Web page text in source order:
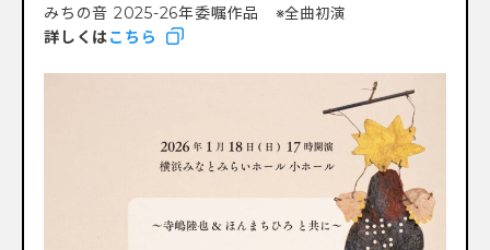
みちの音 2025-26年委嘱作品 ※全曲初演
詳しくはこちら